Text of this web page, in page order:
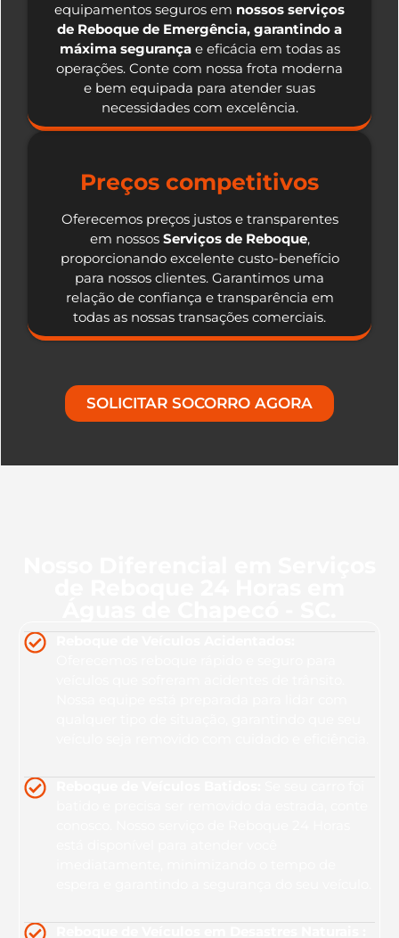
equipamentos seguros em nossos serviços
de Reboque de Emergência, garantindo a
máxima segurançae eficácia em todas as
operações. Conte com nossa frota moderna
e bem equipada para atender suas
necessidades com excelência.
Preços competitivos
Oferecemos preços justos e transparentes
em nossos Serviços de Reboque,
proporcionando excelente custo-benefício
para nossos clientes. Garantimos uma
relação de confiança e transparência em
todas as nossas transações comerciais.
SOLICITAR SOCORRO AGORA